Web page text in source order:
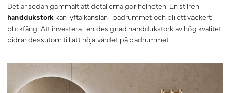
Det är sedan gammalt att detaljerna gör helheten. En stilren
handdukstork kan lyfta känslan i badrummet och bli ett vackert
blickfång. Att investera i en designad handdukstork av hög kvalitet
bidrar dessutom till att höja värdet på badrummet.